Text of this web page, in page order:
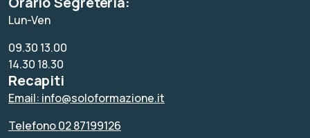
Lun-Ven
09.30 13.00
14.30 18.30
Recapiti
Email: info@soloformazione.it
Telefono 02 87199126